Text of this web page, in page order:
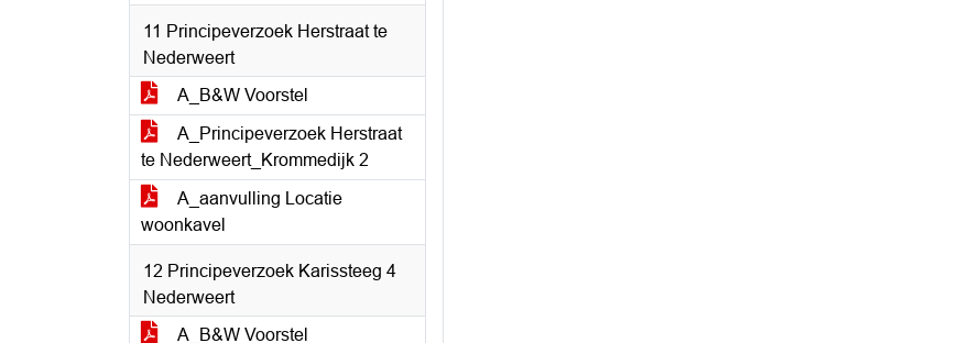
11 Principeverzoek Herstraat te
Nederweert
A_B&W Voorstel
A_Principeverzoek Herstraat
te Nederweert_Krommedijk 2
A_aanvulling Locatie
woonkavel
12 Principeverzoek Karissteeg 4
Nederweert
A_B&W Voorstel